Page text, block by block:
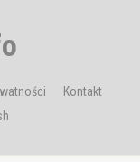
Kontakt